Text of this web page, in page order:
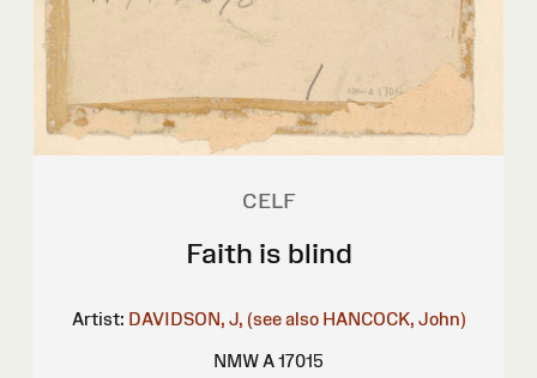
CELF
Faith is blind
Artist: DAVIDSON, J, (see also HANCOCK, John)
NMW A 17015